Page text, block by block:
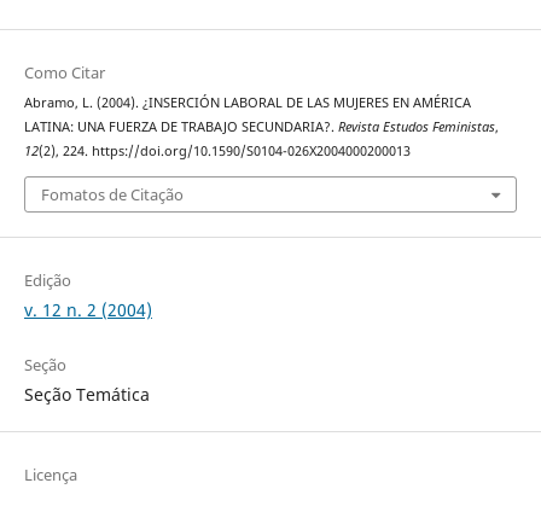
Como Citar
Abramo, L. (2004). ¿INSERCIÓN LABORAL DE LAS MUJERES EN AMÉRICA
LATINA: UNA FUERZA DE TRABAJO SECUNDARIA?. Revista Estudos Feministas,
12(2), 224. https://doi.org/10.1590/S0104-026X2004000200013
Fomatos de Citação
Edição
v. 12 n. 2 (2004)
Seção
Seção Temática
Licença